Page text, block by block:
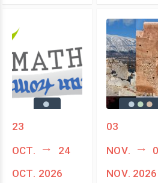
23
oct.
24
oct. 2026
03
nov.
nov. 2026